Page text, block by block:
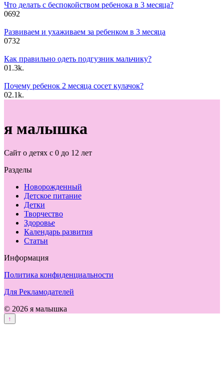
Что делать с беспокойством ребенока в 3 месяца?
0692
Развиваем и ухаживаем за ребенком в 3 месяца
0732
Как правильно одеть подгузник мальчику?
01.3k.
Почему ребенок 2 месяца сосет кулачок?
02.1k.
я малышка
Сайт о детях с 0 до 12 лет
Разделы
Новорожденный
Детское питание
Детки
Творчество
Здоровье
Календарь развития
Статьи
Информация
Политика конфиденциальности
Для Рекламодателей
© 2026 я малышка